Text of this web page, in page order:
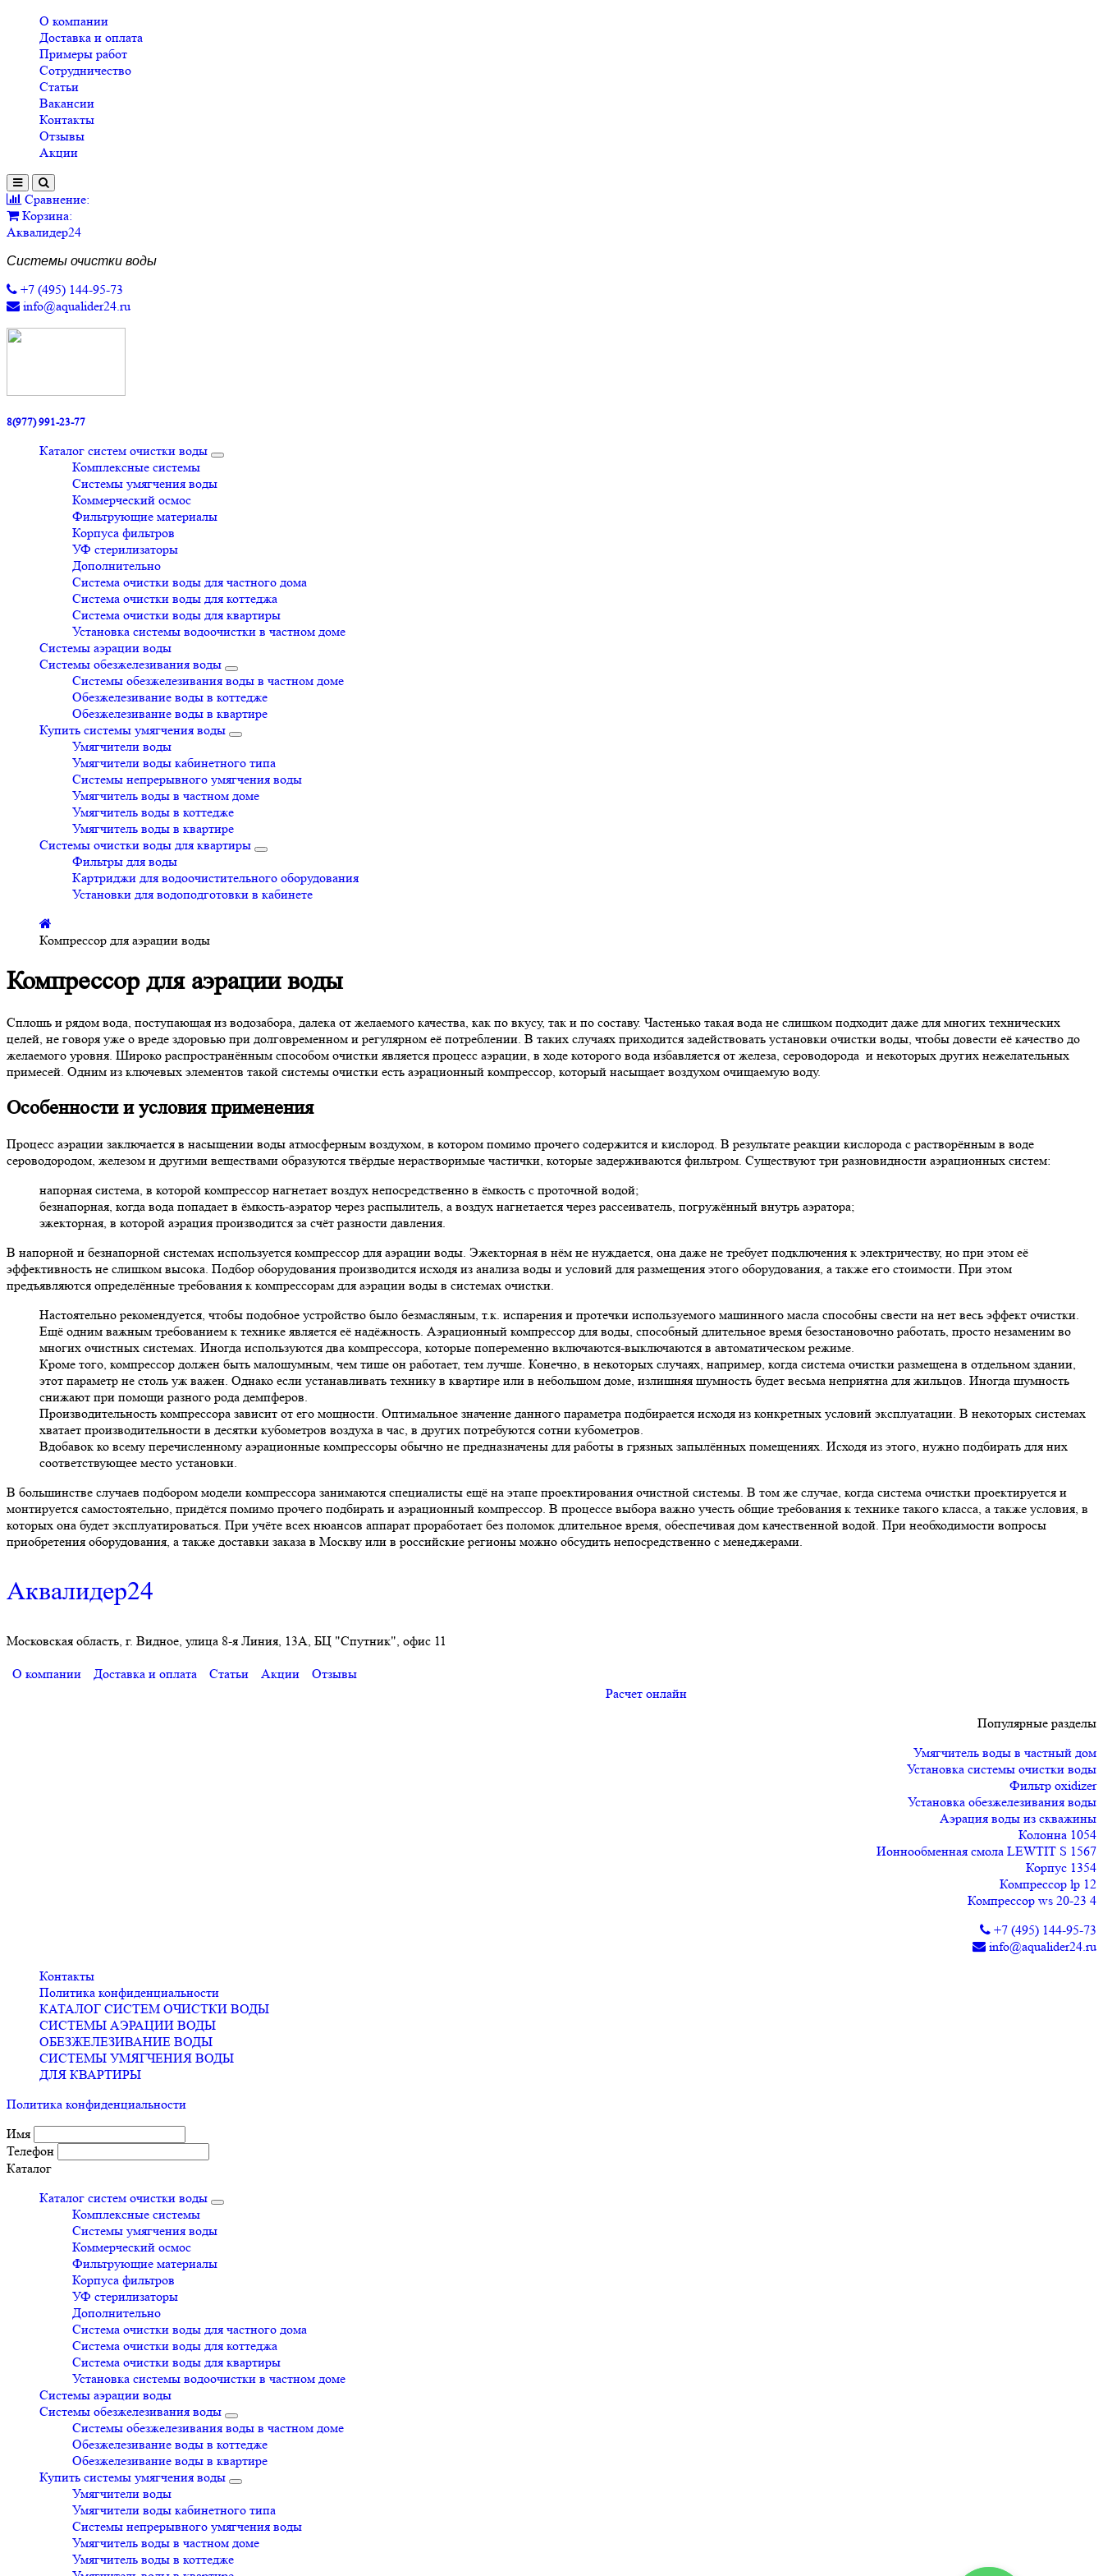
О компании
Доставка и оплата
Примеры работ
Сотрудничество
Статьи
Вакансии
Контакты
Отзывы
Акции
Сравнение:
Корзина:
Аквалидер24
Системы очистки воды
+7 (495) 144-95-73
info@aqualider24.ru
8(977) 991-23-77
Каталог систем очистки воды
Комплексные системы
Системы умягчения воды
Коммерческий осмос
Фильтрующие материалы
Корпуса фильтров
УФ стерилизаторы
Дополнительно
Система очистки воды для частного дома
Система очистки воды для коттеджа
Система очистки воды для квартиры
Установка системы водоочистки в частном доме
Системы аэрации воды
Системы обезжелезивания воды
Системы обезжелезивания воды в частном доме
Обезжелезивание воды в коттедже
Обезжелезивание воды в квартире
Купить системы умягчения воды
Умягчители воды
Умягчители воды кабинетного типа
Системы непрерывного умягчения воды
Умягчитель воды в частном доме
Умягчитель воды в коттедже
Умягчитель воды в квартире
Системы очистки воды для квартиры
Фильтры для воды
Картриджи для водоочистительного оборудования
Установки для водоподготовки в кабинете
Компрессор для аэрации воды
Компрессор для аэрации воды
Сплошь и рядом вода, поступающая из водозабора, далека от желаемого качества, как по вкусу, так и по составу. Частенько такая вода не слишком подходит даже для многих технических
целей, не говоря уже о вреде здоровью при долговременном и регулярном её потреблении. В таких случаях приходится задействовать установки очистки воды, чтобы довести её качество до
желаемого уровня. Широко распространённым способом очистки является процесс аэрации, в ходе которого вода избавляется от железа, сероводорода и некоторых других нежелательных
примесей. Одним из ключевых элементов такой системы очистки есть аэрационный компрессор, который насыщает воздухом очищаемую воду.
Особенности и условия применения
Процесс аэрации заключается в насыщении воды атмосферным воздухом, в котором помимо прочего содержится и кислород. В результате реакции кислорода с растворённым в воде
сероводородом, железом и другими веществами образуются твёрдые нерастворимые частички, которые задерживаются фильтром. Существуют три разновидности аэрационных систем:
напорная система, в которой компрессор нагнетает воздух непосредственно в ёмкость с проточной водой;
безнапорная, когда вода попадает в ёмкость-аэратор через распылитель, а воздух нагнетается через рассеиватель, погружённый внутрь аэратора;
эжекторная, в которой аэрация производится за счёт разности давления.
В напорной и безнапорной системах используется компрессор для аэрации воды. Эжекторная в нём не нуждается, она даже не требует подключения к электричеству, но при этом её
эффективность не слишком высока. Подбор оборудования производится исходя из анализа воды и условий для размещения этого оборудования, а также его стоимости. При этом
предъявляются определённые требования к компрессорам для аэрации воды в системах очистки.
Настоятельно рекомендуется, чтобы подобное устройство было безмасляным, т.к. испарения и протечки используемого машинного масла способны свести на нет весь эффект очистки.
Ещё одним важным требованием к технике является её надёжность. Аэрационный компрессор для воды, способный длительное время безостановочно работать, просто незаменим во
многих очистных системах. Иногда используются два компрессора, которые попеременно включаются-выключаются в автоматическом режиме.
Кроме того, компрессор должен быть малошумным, чем тише он работает, тем лучше. Конечно, в некоторых случаях, например, когда система очистки размещена в отдельном здании,
этот параметр не столь уж важен. Однако если устанавливать технику в квартире или в небольшом доме, излишняя шумность будет весьма неприятна для жильцов. Иногда шумность
снижают при помощи разного рода демпферов.
Производительность компрессора зависит от его мощности. Оптимальное значение данного параметра подбирается исходя из конкретных условий эксплуатации. В некоторых системах
хватает производительности в десятки кубометров воздуха в час, в других потребуются сотни кубометров.
Вдобавок ко всему перечисленному аэрационные компрессоры обычно не предназначены для работы в грязных запылённых помещениях. Исходя из этого, нужно подбирать для них
соответствующее место установки.
В большинстве случаев подбором модели компрессора занимаются специалисты ещё на этапе проектирования очистной системы. В том же случае, когда система очистки проектируется и
монтируется самостоятельно, придётся помимо прочего подбирать и аэрационный компрессор. В процессе выбора важно учесть общие требования к технике такого класса, а также условия, в
которых она будет эксплуатироваться. При учёте всех нюансов аппарат проработает без поломок длительное время, обеспечивая дом качественной водой. При необходимости вопросы
приобретения оборудования, а также доставки заказа в Москву или в российские регионы можно обсудить непосредственно с менеджерами.
Аквалидер24
Московская область, г. Видное, улица 8-я Линия, 13А, БЦ "Спутник", офис 11
О компании Доставка и оплата Статьи Акции
Отзывы
Расчет онлайн
Популярные разделы
Умягчитель воды в частный дом
Установка системы очистки воды
Фильтр oxidizer
Установка обезжелезивания воды
Аэрация воды из скважины
Колонна 1054
Ионнообменная смола LEWTIT S 1567
Корпус 1354
Компрессор lp 12
Компрессор ws 20-23 4
+7 (495) 144-95-73
info@aqualider24.ru
Контакты
Политика конфиденциальности
КАТАЛОГ СИСТЕМ ОЧИСТКИ ВОДЫ
СИСТЕМЫ АЭРАЦИИ ВОДЫ
ОБЕЗЖЕЛЕЗИВАНИЕ ВОДЫ
СИСТЕМЫ УМЯГЧЕНИЯ ВОДЫ
ДЛЯ КВАРТИРЫ
Политика конфиденциальности
Имя
Телефон
Каталог
Каталог систем очистки воды
Комплексные системы
Системы умягчения воды
Коммерческий осмос
Фильтрующие материалы
Корпуса фильтров
УФ стерилизаторы
Дополнительно
Система очистки воды для частного дома
Система очистки воды для коттеджа
Система очистки воды для квартиры
Установка системы водоочистки в частном доме
Системы аэрации воды
Системы обезжелезивания воды
Системы обезжелезивания воды в частном доме
Обезжелезивание воды в коттедже
Обезжелезивание воды в квартире
Купить системы умягчения воды
Умягчители воды
Умягчители воды кабинетного типа
Системы непрерывного умягчения воды
Умягчитель воды в частном доме
Умягчитель воды в коттедже